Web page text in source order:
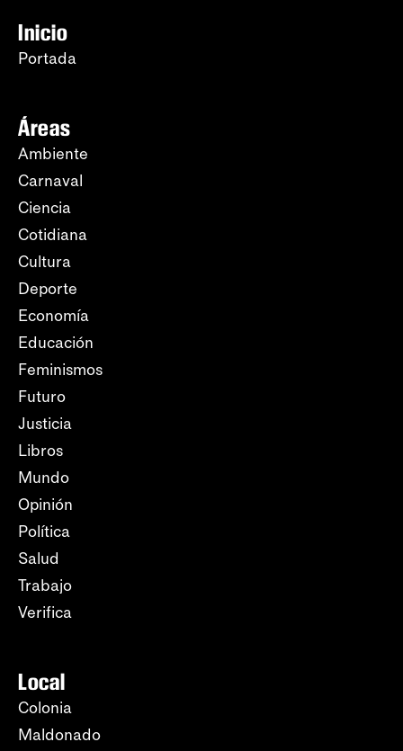
Inicio
Portada
Áreas
Ambiente
Carnaval
Ciencia
Cotidiana
Cultura
Deporte
Economía
Educación
Feminismos
Futuro
Justicia
Libros
Mundo
Opinión
Política
Salud
Trabajo
Verifica
Local
Colonia
Maldonado